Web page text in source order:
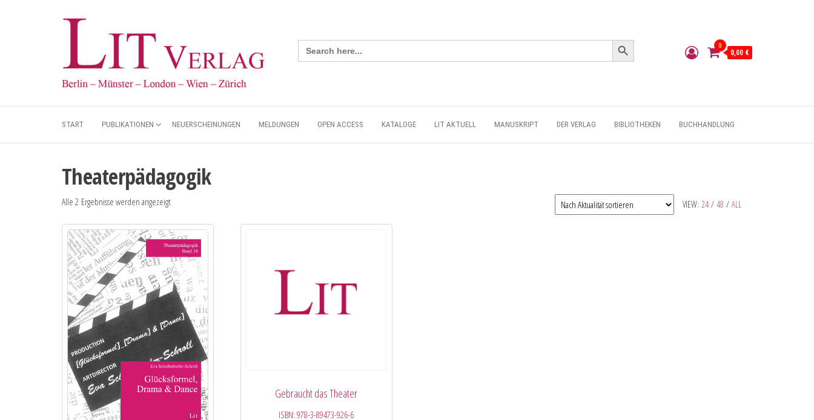
Search
for:
Search Button
0
0,00 €
START PUBLIKATIONEN NEUERSCHEINUNGEN MELDUNGEN OPEN ACCESS KATALOGE LIT AKTUELL MANUSKRIPT DER VERLAG BIBLIOTHEKEN BUCHHANDLUNG
Theaterpädagogik
VIEW: 24 / 48 / ALL
Alle 2 Ergebnisse werden angezeigt
Gebraucht das Theater
ISBN:978-3-89473-926-6